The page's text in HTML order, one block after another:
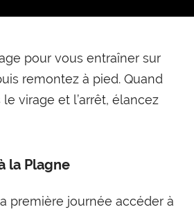
pour vous entraîner sur
remontez à pied. Quand
virage et l’arrêt, élancez
la Plagne
première journée accéder à